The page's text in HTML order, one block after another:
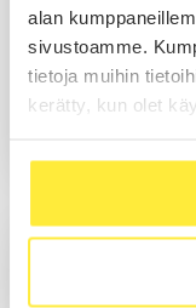
alan
sivustoamme.
tietoja muihin
kerätty, kun olet
Veikka Lähtinen